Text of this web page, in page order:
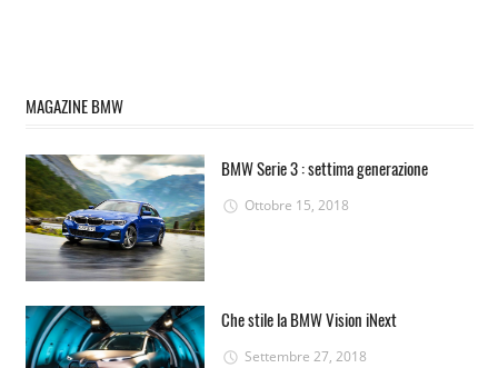
MAGAZINE BMW
BMW Serie 3 : settima generazione
Ottobre 15, 2018
Che stile la BMW Vision iNext
Settembre 27, 2018